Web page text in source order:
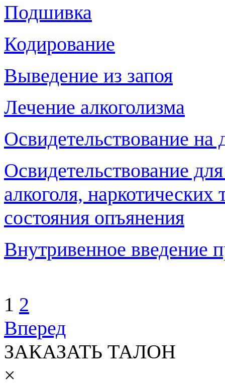
Подшивка
Кодирование
Выведение из запоя
Лечение алкоголизма
Освидетельствование на
Освидетельствование
алкоголя,
состояния опъянения
Внутривенное введение
1 2
Вперед
ЗАКАЗАТЬ ТАЛОН
×